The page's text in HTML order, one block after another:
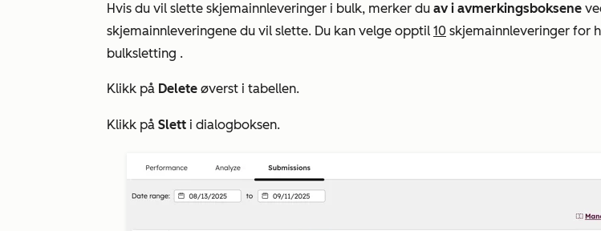
Hvis du vil slette skjemainnleveringer i bulk, merker du av i avmerkingsboksene
skjemainnleveringene du vil slette. Du kan velge opptil 10 skjemainnleveringer for
bulksletting .
Klikk på Delete øverst i tabellen.
Klikk på Slett i dialogboksen.